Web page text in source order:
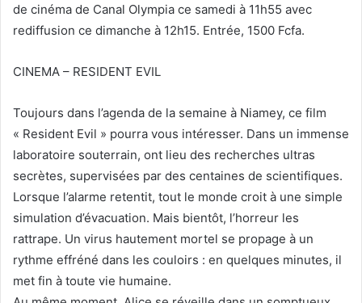
de cinéma de Canal Olympia ce samedi à 11h55 avec
rediffusion ce dimanche à 12h15. Entrée, 1500 Fcfa.
CINEMA – RESIDENT EVIL
Toujours dans l’agenda de la semaine à Niamey, ce film
« Resident Evil » pourra vous intéresser. Dans un immense
laboratoire souterrain, ont lieu des recherches ultras
secrètes, supervisées par des centaines de scientifiques.
Lorsque l’alarme retentit, tout le monde croit à une simple
simulation d’évacuation. Mais bientôt, l’horreur les
rattrape. Un virus hautement mortel se propage à un
rythme effréné dans les couloirs : en quelques minutes, il
met fin à toute vie humaine.